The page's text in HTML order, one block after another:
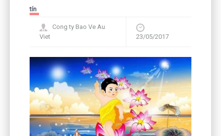
tín
Cong ty Bao Ve Au
Viet
23/05/2017